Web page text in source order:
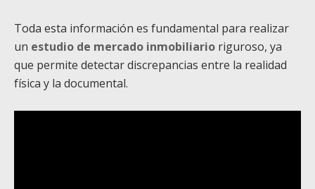
Toda esta información es fundamental para realizar
un estudio de mercado inmobiliario riguroso, ya
que permite detectar discrepancias entre la realidad
física y la documental.